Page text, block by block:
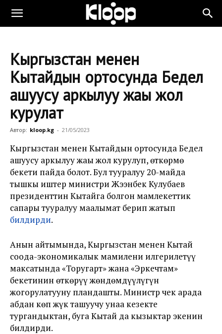
Кыргызстан менен
Кытайдын ортосунда Бедел
ашуусу аркылуу жаңы жол
курулат
Автор: kloop.kg - 21/05/2023
Кыргызстан менен Кытайдын ортосунда Бедел
ашуусу аркылуу жаңы жол курулуп, өткөрмө
бекети пайда болот. Бул тууралуу 20-майда
тышкы иштер министри Жээнбек Кулубаев
президенттин Кытайга болгон мамлекеттик
сапары тууралуу маалымат берип жатып
билдирди.
Анын айтымында, Кыргызстан менен Кытай
соода-экономикалык мамилени илгерилетүү
максатында «Торугарт» жана «Эркечтам»
бекетинин өткөрүү жөндөмдүүлүгүн
жогорулатууну пландашты. Министр чек арада
абдан көп жүк ташуучу унаа кезекте
тургандыктан, буга Кытай да кызыктар экенин
билдирди.